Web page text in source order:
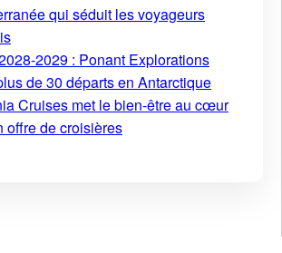
qui séduit les voyageurs
2029 : Ponant Explorations
de 30 départs en Antarctique
Cruises met le bien-être au cœur
offre de croisières